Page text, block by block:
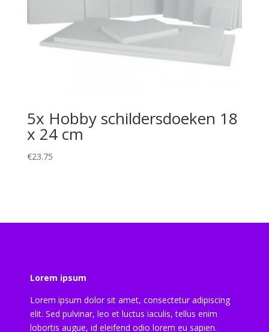
5x Hobby schildersdoeken 18
x 24 cm
€23.75
Lorem ipsum
Lorem ipsum dolor sit amet, consectetur adipiscing
elit. Sed pulvinar, leo et luctus iaculis, tellus enim
lobortis augue, id eleifend odio lorem eu sapien.